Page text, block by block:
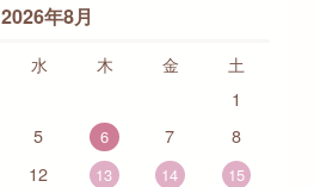
2026年8月
水 木 金
土
1
5 6 7 8
12 13 14
15